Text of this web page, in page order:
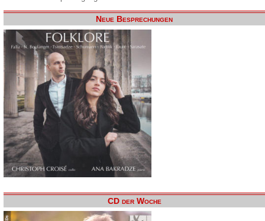
Neue Besprechungen
CD der Woche